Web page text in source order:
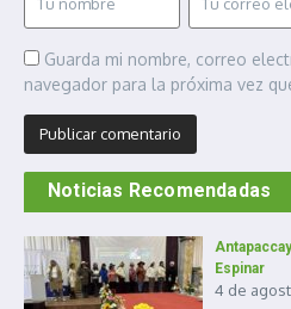
Guarda mi nombre, correo
navegador para la próxima vez
Noticias Recomendadas
Espinar
4 de